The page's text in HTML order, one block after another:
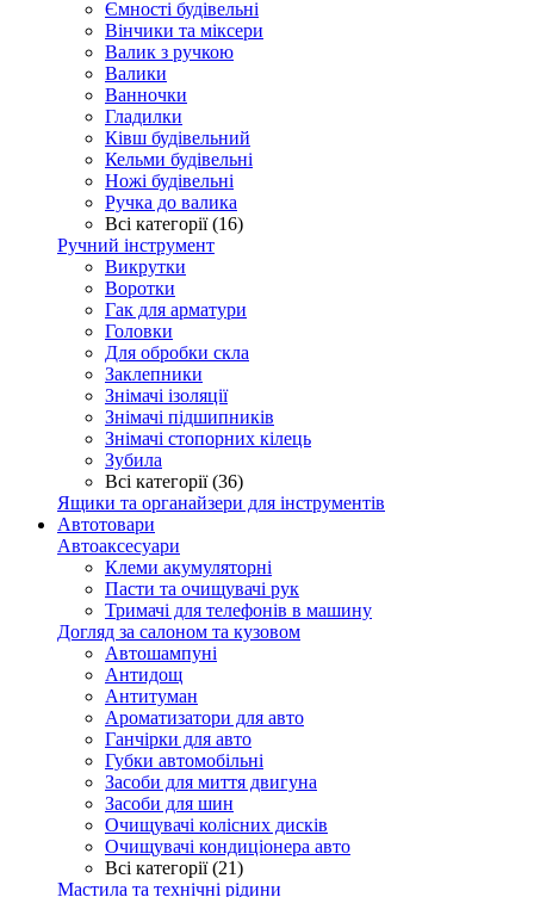
Ємності будівельні
Вінчики та міксери
Валик з ручкою
Валики
Ванночки
Гладилки
Ківш будівельний
Кельми будівельні
Ножі будівельні
Ручка до валика
Всі категорії (16)
Ручний інструмент
Викрутки
Воротки
Гак для арматури
Головки
Для обробки скла
Заклепники
Знімачі ізоляції
Знімачі підшипників
Знімачі стопорних кілець
Зубила
Всі категорії (36)
Ящики та органайзери для інструментів
Автотовари
Автоаксесуари
Клеми акумуляторні
Пасти та очищувачі рук
Тримачі для телефонів в машину
Догляд за салоном та кузовом
Автошампуні
Антидощ
Антитуман
Ароматизатори для авто
Ганчірки для авто
Губки автомобільні
Засоби для миття двигуна
Засоби для шин
Очищувачі колісних дисків
Очищувачі кондиціонера авто
Всі категорії (21)
Мастила та технічні рідини